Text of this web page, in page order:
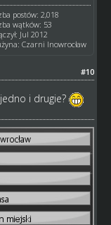
postów: 2,018
wątków: 53
Jul 2012
Czarni Inowrocław
#10
i drugie?